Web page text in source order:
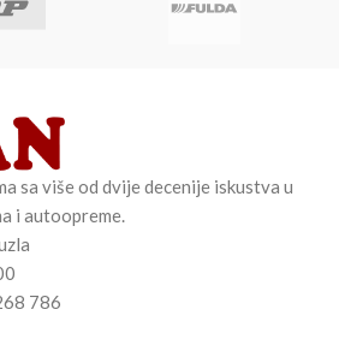
sa više od dvije decenije iskustva u
i autoopreme.
786